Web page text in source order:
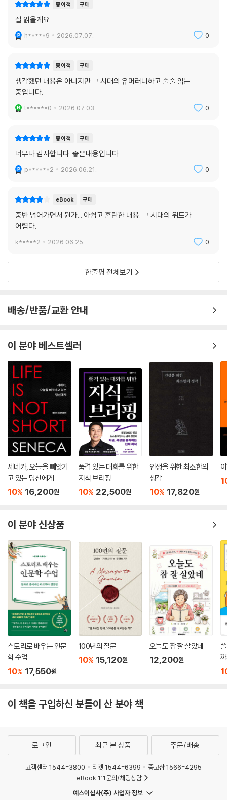
종이책 구매
잘 읽을게요
h*****9 2026.07.07. 0
종이책 구매
생각했던 내용은 아니지만 그 시대의 유머러니하고 술술 읽는
중입니다.
t******0 2026.07.03. 0
종이책 구매
너무나 감사합니다. 좋은내용입니다.
p******2 2026.06.21. 0
eBook 구매
중반 넘어가면서 뭔가... 아쉽고 혼란한 내용. 그 시대의 위트가
어렵다.
k*****2 2026.06.25. 0
한줄평 전체보기
배송/반품/교환 안내
이 분야 베스트셀러
세네카, 오늘을 빼앗기
고 있는 당신에게
10% 16,200원
품격 있는 대화를 위한
지식 브리핑
10% 22,500원
인생을 위한 최소한의
생각
10% 17,820원
이 분야 신상품
스토리로 배우는 인문
학 수업
10% 17,550원
100년의 질문
10% 15,120원
오늘도 참 잘 살았네
12,200원
이 책을 구입하신 분들이 산 분야 책
로그인 최근 본 상품 주문/배송
고객센터 1544-3800 티켓 1544-6399
중고샵 1566-4295
eBook 1:1문의/채팅상담
예스이십사(주) 사업자 정보